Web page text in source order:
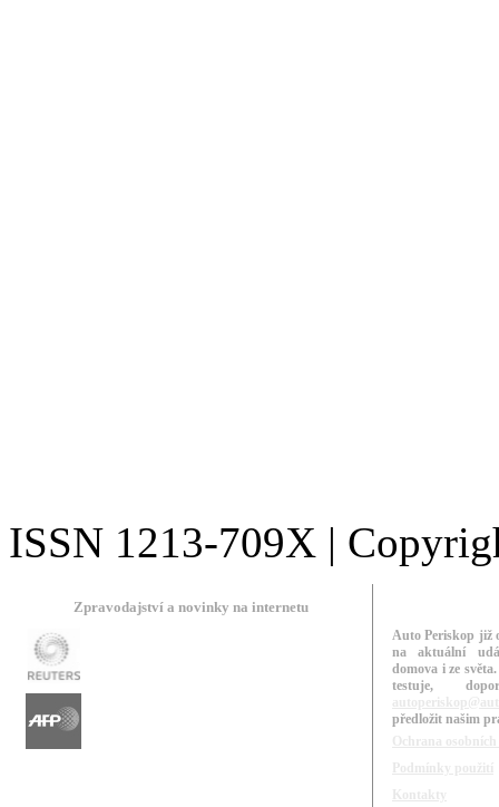
ISSN 1213-709X |
Zpravodajství a novinky na internetu
Auto Periskop již
na aktuální
domova i ze
testuje,
předložit našim